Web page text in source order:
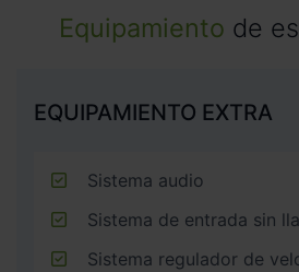
Equipamiento de
EQUIPAMIENTO EXTRA
Sistema audio
Sistema de entrada sin
Sistema regulador de